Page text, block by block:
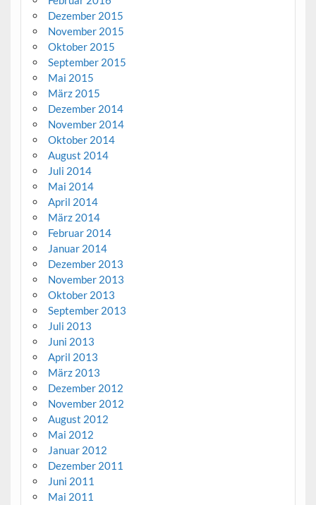
Dezember 2015
November 2015
Oktober 2015
September 2015
Mai 2015
März 2015
Dezember 2014
November 2014
Oktober 2014
August 2014
Juli 2014
Mai 2014
April 2014
März 2014
Februar 2014
Januar 2014
Dezember 2013
November 2013
Oktober 2013
September 2013
Juli 2013
Juni 2013
April 2013
März 2013
Dezember 2012
November 2012
August 2012
Mai 2012
Januar 2012
Dezember 2011
Juni 2011
Mai 2011